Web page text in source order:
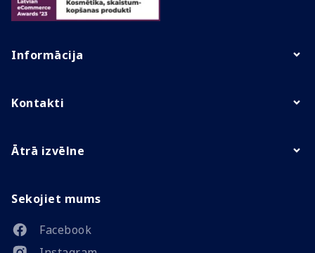
Informācija
Kontakti
Ātrā izvēlne
Sekojiet mums
Facebook